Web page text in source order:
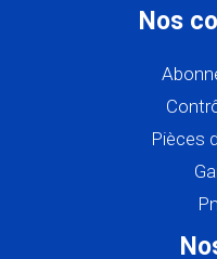
Nos
Pièces